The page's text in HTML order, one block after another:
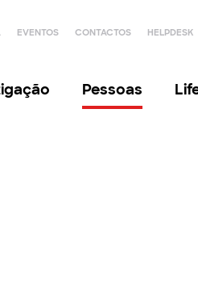
EVENTOS CONTACTOS HELPDESK
Pessoas